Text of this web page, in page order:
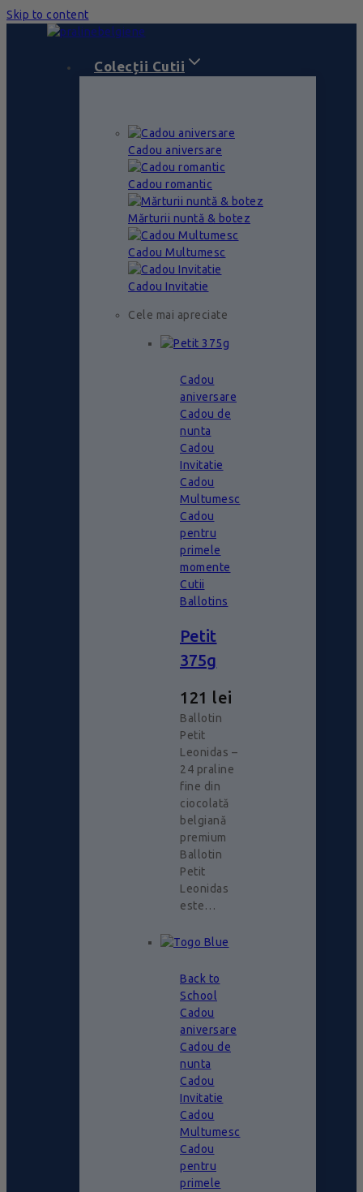
Skip to content
Colecții Cutii
Cadou aniversare
Cadou romantic
Mărturii nuntă & botez
Cadou Multumesc
Cadou Invitatie
Cele mai apreciate
Cadou
aniversare
Cadou de
nunta
Cadou
Invitatie
Cadou
Multumesc
Cadou
pentru
primele
momente
Cutii
Ballotins
Petit
375g
121 lei
Ballotin
Petit
Leonidas –
24 praline
fine din
ciocolată
belgiană
premium
Ballotin
Petit
Leonidas
este…
Back to
School
Cadou
aniversare
Cadou de
nunta
Cadou
Invitatie
Cadou
Multumesc
Cadou
pentru
primele